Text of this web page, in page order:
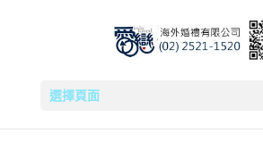
選擇頁面